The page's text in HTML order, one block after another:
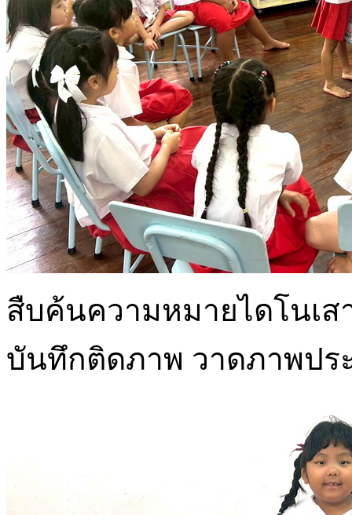
สืบค้นความหมายไดโนเส
บันทึกติดภาพ วาดภาพปร